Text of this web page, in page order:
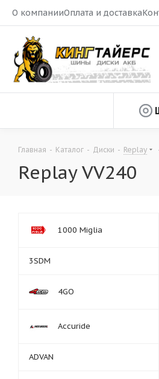
О компанииОплата и доставка
Главная - Каталог - Диски - Replay
Replay VV240
1000 Miglia
3SDM
4GO
Accuride
ADVAN